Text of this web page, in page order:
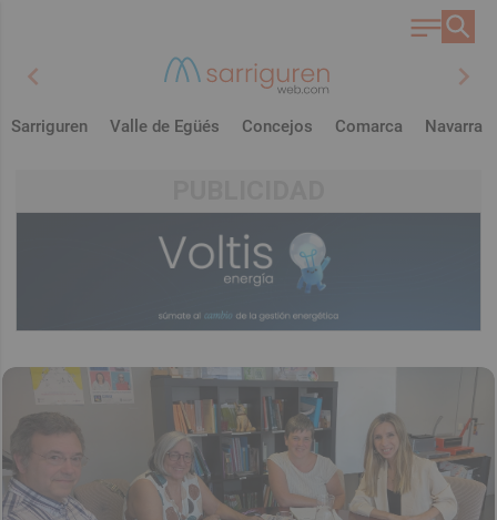
chevron_left chevron_right
Sarriguren Valle de Egüés Concejos Comarca Navarra